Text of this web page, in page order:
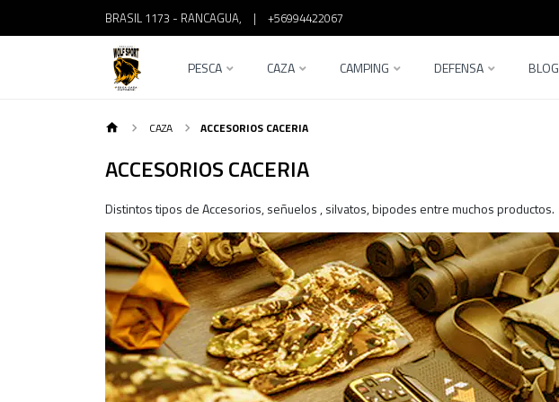
BRASIL 1173 - RANCAGUA, | +56994422067
PESCA CAZA CAMPING DEFENSA BLOG
CAZA ACCESORIOS CACERIA
ACCESORIOS CACERIA
Distintos tipos de Accesorios, señuelos , silvatos, bipodes entre muchos productos.